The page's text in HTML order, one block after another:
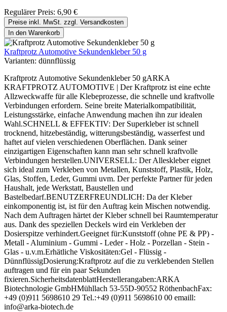
Regulärer Preis: 6,90 €
Preise inkl. MwSt. zzgl. Versandkosten
In den Warenkorb
Kraftprotz Automotive Sekundenkleber 50 g
Varianten: dünnflüssig
Kraftprotz Automotive Sekundenkleber 50 gARKA
KRAFTPROTZ AUTOMOTIVE | Der Kraftprotz ist eine echte
Allzweckwaffe für alle Klebeprozesse, die schnelle und kraftvolle
Verbindungen erfordern. Seine breite Materialkompatibilität,
Leistungsstärke, einfache Anwendung machen ihn zur idealen
Wahl.SCHNELL & EFFEKTIV: Der Superkleber ist schnell
trocknend, hitzebeständig, witterungsbeständig, wasserfest und
haftet auf vielen verschiedenen Oberflächen. Dank seiner
einzigartigen Eigenschaften kann man sehr schnell kraftvolle
Verbindungen herstellen.UNIVERSELL: Der Alleskleber eignet
sich ideal zum Verkleben von Metallen, Kunststoff, Plastik, Holz,
Glas, Stoffen, Leder, Gummi uvm. Der perfekte Partner für jeden
Haushalt, jede Werkstatt, Baustellen und
Bastelbedarf.BENUTZERFREUNDLICH: Da der Kleber
einkomponentig ist, ist für den Auftrag kein Mischen notwendig.
Nach dem Auftragen härtet der Kleber schnell bei Raumtemperatur
aus. Dank des speziellen Deckels wird ein Verkleben der
Dosierspitze verhindert.Geeignet für:Kunststoff (ohne PE & PP) -
Metall - Aluminium - Gummi - Leder - Holz - Porzellan - Stein -
Glas - u.v.m.Erhätliche Viskositäten:Gel - Flüssig -
DünnflüssigDosierung:Kraftprotz auf die zu verklebenden Stellen
auftragen und für ein paar Sekunden
fixieren.SicherheitsdatenblattHerstellerangaben:ARKA
Biotechnologie GmbHMühllach 53-55D-90552 RöthenbachFax:
+49 (0)911 5698610 29 Tel.:+49 (0)911 5698610 00 emaill:
info@arka-biotech.de